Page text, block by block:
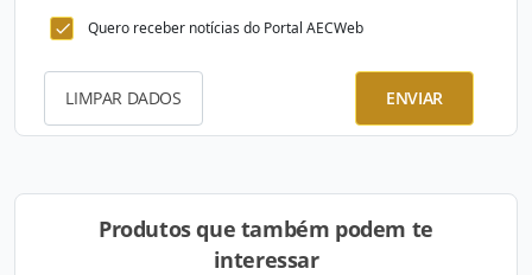
Quero receber notícias do Portal AECWeb
LIMPAR DADOS ENVIAR
Produtos que também podem te
interessar